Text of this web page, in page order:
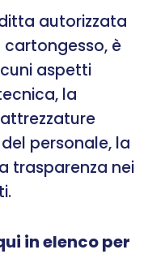
autorizzata
è
aspetti
la
personale, la
trasparenza nei
in elenco per